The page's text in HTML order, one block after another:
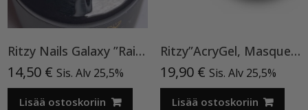
Ritzy Nails Galaxy ”Rainbow” 8ml
14,50 € Sis. Alv 25,5%
Lisää ostoskoriin
Ritzy”AcryGel, Masque Pink”15ml TPO-VAPAA
19,90 € Sis. Alv 25,5%
Lisää ostoskoriin